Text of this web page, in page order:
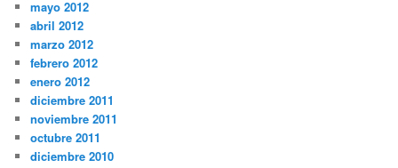
mayo 2012
abril 2012
marzo 2012
febrero 2012
enero 2012
diciembre 2011
noviembre 2011
octubre 2011
diciembre 2010